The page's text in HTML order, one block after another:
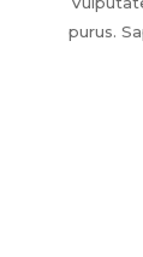
purus.